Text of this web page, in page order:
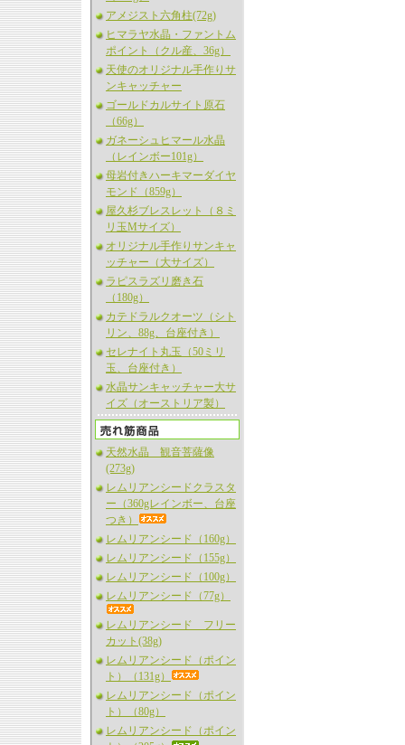
アメジスト六角柱(72g)
ヒマラヤ水晶・ファントム
ポイント（クル産、36g）
天使のオリジナル手作りサ
ンキャッチャー
ゴールドカルサイト原石
（66g）
ガネーシュヒマール水晶
（レインボー101g）
母岩付きハーキマーダイヤ
モンド（859g）
屋久杉ブレスレット（８ミ
リ玉Mサイズ）
オリジナル手作りサンキャ
ッチャー（大サイズ）
ラピスラズリ磨き石
（180g）
カテドラルクオーツ（シト
リン、88g、台座付き）
セレナイト丸玉（50ミリ
玉、台座付き）
水晶サンキャッチャー大サ
イズ（オーストリア製）
天然水晶 観音菩薩像
(273g)
レムリアンシードクラスタ
ー（360gレインボー、台座
つき）
レムリアンシード（160g）
レムリアンシード（155g）
レムリアンシード（100g）
レムリアンシード（77g）
レムリアンシード フリー
カット(38g)
レムリアンシード（ポイン
ト）（131g）
レムリアンシード（ポイン
ト）（80g）
レムリアンシード（ポイン